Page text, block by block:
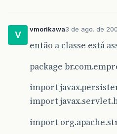
V
vmorikawa3 de ago. de
então a classe está
package
import
import
import